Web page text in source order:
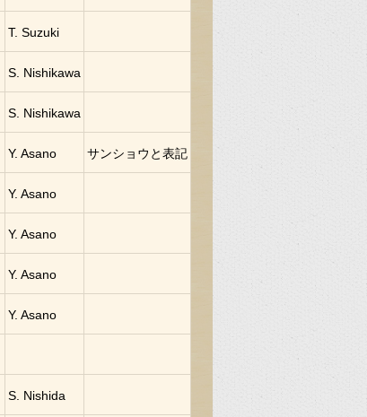
T. Suzuki
S. Nishikawa
S. Nishikawa
Y. Asano サンショウと表記
Y. Asano
Y. Asano
Y. Asano
Y. Asano
S. Nishida